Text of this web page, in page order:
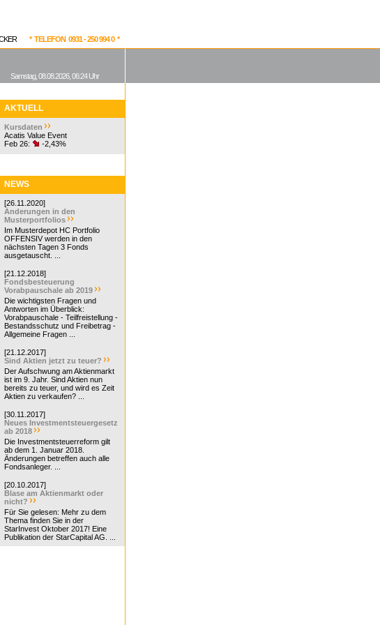
* TELEFON 0931 - 250 994 0 *
AKTUELL
Kursdaten
Acatis Value Event
Feb 26:
-2,43%
NEWS
[26.11.2020]
Änderungen in den
Musterportfolios
Im Musterdepot HC Portfolio
OFFENSIV werden in den
nächsten Tagen 3 Fonds
ausgetauscht. ...
[21.12.2018]
Fondsbesteuerung
Vorabpauschale ab 2019
Die wichtigsten Fragen und
Antworten im Überblick:
Vorabpauschale - Teilfreistellung -
Bestandsschutz und Freibetrag -
Allgemeine Fragen ...
[21.12.2017]
Sind Aktien jetzt zu teuer?
Der Aufschwung am Aktienmarkt
ist im 9. Jahr. Sind Aktien nun
bereits zu teuer, und wird es Zeit
Aktien zu verkaufen? ...
[30.11.2017]
Neues Investmentsteuergesetz
ab 2018
Die Investmentsteuerreform gilt
ab dem 1. Januar 2018.
Änderungen betreffen auch alle
Fondsanleger. ...
[20.10.2017]
Blase am Aktienmarkt oder
nicht?
Für Sie gelesen: Mehr zu dem
Thema finden Sie in der
StarInvest Oktober 2017! Eine
Publikation der StarCapital AG. ...
Samstag, 08.08.2026, 06:24 Uhr